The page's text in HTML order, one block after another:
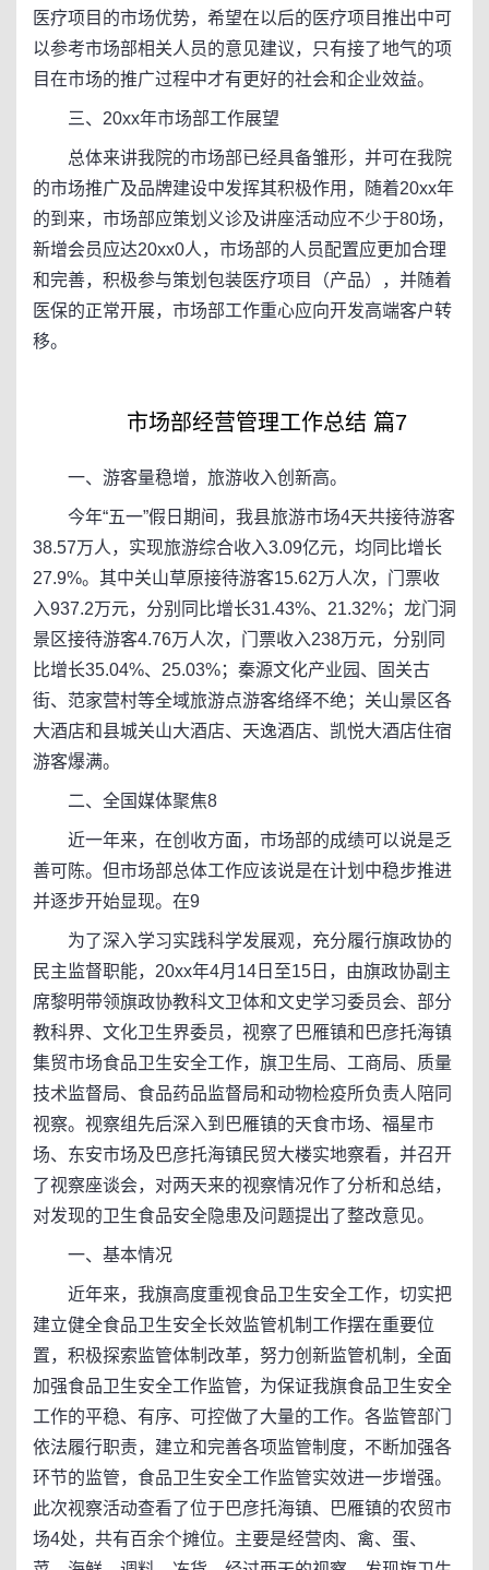
医疗项目的市场优势，希望在以后的医疗项目推出中可
以参考市场部相关人员的意见建议，只有接了地气的项
目在市场的推广过程中才有更好的社会和企业效益。
三、20xx年市场部工作展望
总体来讲我院的市场部已经具备雏形，并可在我院
的市场推广及品牌建设中发挥其积极作用，随着20xx年
的到来，市场部应策划义诊及讲座活动应不少于80场，
新增会员应达20xx0人，市场部的人员配置应更加合理
和完善，积极参与策划包装医疗项目（产品），并随着
医保的正常开展，市场部工作重心应向开发高端客户转
移。
市场部经营管理工作总结 篇7
一、游客量稳增，旅游收入创新高。
今年“五一”假日期间，我县旅游市场4天共接待游客
38.57万人，实现旅游综合收入3.09亿元，均同比增长
27.9%。其中关山草原接待游客15.62万人次，门票收
入937.2万元，分别同比增长31.43%、21.32%；龙门洞
景区接待游客4.76万人次，门票收入238万元，分别同
比增长35.04%、25.03%；秦源文化产业园、固关古
街、范家营村等全域旅游点游客络绎不绝；关山景区各
大酒店和县城关山大酒店、天逸酒店、凯悦大酒店住宿
游客爆满。
二、全国媒体聚焦8
近一年来，在创收方面，市场部的成绩可以说是乏
善可陈。但市场部总体工作应该说是在计划中稳步推进
并逐步开始显现。在9
为了深入学习实践科学发展观，充分履行旗政协的
民主监督职能，20xx年4月14日至15日，由旗政协副主
席黎明带领旗政协教科文卫体和文史学习委员会、部分
教科界、文化卫生界委员，视察了巴雁镇和巴彦托海镇
集贸市场食品卫生安全工作，旗卫生局、工商局、质量
技术监督局、食品药品监督局和动物检疫所负责人陪同
视察。视察组先后深入到巴雁镇的天食市场、福星市
场、东安市场及巴彦托海镇民贸大楼实地察看，并召开
了视察座谈会，对两天来的视察情况作了分析和总结，
对发现的卫生食品安全隐患及问题提出了整改意见。
一、基本情况
近年来，我旗高度重视食品卫生安全工作，切实把
建立健全食品卫生安全长效监管机制工作摆在重要位
置，积极探索监管体制改革，努力创新监管机制，全面
加强食品卫生安全工作监管，为保证我旗食品卫生安全
工作的平稳、有序、可控做了大量的工作。各监管部门
依法履行职责，建立和完善各项监管制度，不断加强各
环节的监管，食品卫生安全工作监管实效进一步增强。
此次视察活动查看了位于巴彦托海镇、巴雁镇的农贸市
场4处，共有百余个摊位。主要是经营肉、禽、蛋、